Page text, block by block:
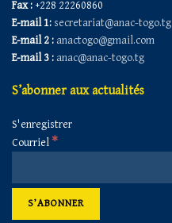
Fax : +228 22260860
E-mail 1: secretariat@anac-togo.tg
E-mail 2 : anactogo@gmail.com
E-mail 3 : anac@anac-togo.tg
S’abonner aux actualités
S'enregistrer
Courriel*